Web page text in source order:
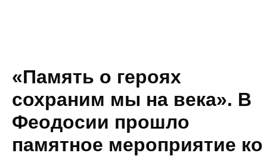
«Память о героях
сохраним мы на века». В
Феодосии прошло
памятное мероприятие ко